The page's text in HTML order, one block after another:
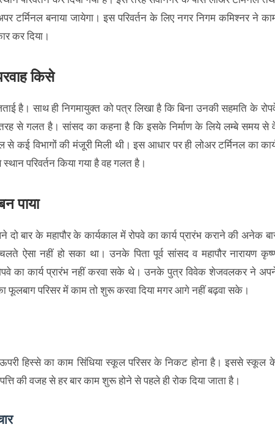
बनाया जायेगा। इस परिवर्तन के लिए नगर निगम कमिश्नर ने
कर दिया।
किसे
है। साथ ही निगमायुक्त को पत्र लिखा है कि बिना उनकी सहमति के
तरह से गलत है। सांसद का कहना है कि इसके निर्माण के लिये लम्बे समय से
विभागों की मंजूरी मिली थी। इस आधार पर ही लोअर टर्मिनल का
परिवर्तन किया गया है वह गलत है।
पाया
बार के महापौर के कार्यकाल में रोपवे का कार्य प्रारंभ कराने की अनेक
ऐसा नहीं हो सका था। उनके पिता पूर्व सांसद व महापौर नारायण
का कार्य प्रारंभ नहीं करवा सके थे। उनके पुत्र विवेक शेजवलकर ने
फूलबाग परिसर में काम तो शुरू करवा दिया मगर आगे नहीं बढ़वा सके।
हिस्से का काम सिंधिया स्कूल परिसर के निकट होना है। इससे स्कूल
की वजह से हर बार काम शुरू होने से पहले ही रोक दिया जाता है।